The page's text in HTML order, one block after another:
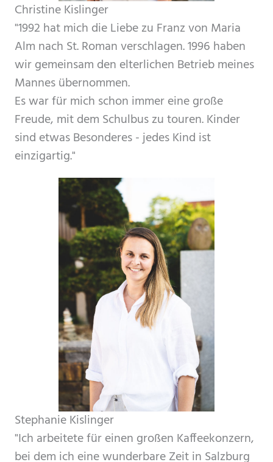
Christine Kislinger
"1992 hat mich die Liebe zu Franz von Maria
Alm nach St. Roman verschlagen. 1996 haben
wir gemeinsam den elterlichen Betrieb meines
Mannes übernommen.
Es war für mich schon immer eine große
Freude, mit dem Schulbus zu touren. Kinder
sind etwas Besonderes - jedes Kind ist
einzigartig."
Stephanie Kislinger
"Ich arbeitete für einen großen Kaffeekonzern,
bei dem ich eine wunderbare Zeit in Salzburg